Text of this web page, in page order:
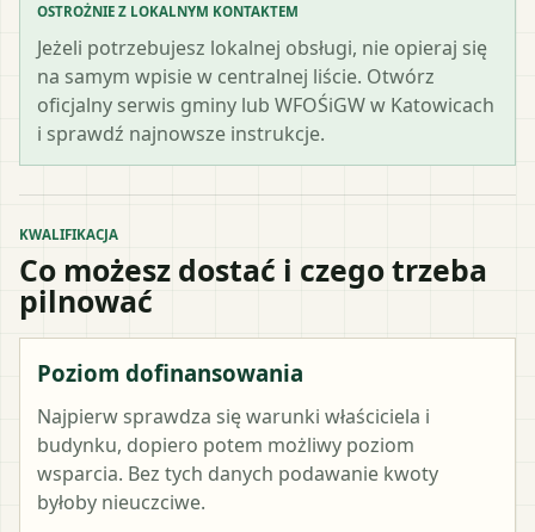
OSTROŻNIE Z LOKALNYM KONTAKTEM
Jeżeli potrzebujesz lokalnej obsługi, nie opieraj się
na samym wpisie w centralnej liście. Otwórz
oficjalny serwis gminy lub WFOŚiGW w Katowicach
i sprawdź najnowsze instrukcje.
KWALIFIKACJA
Co możesz dostać i czego trzeba
pilnować
Poziom dofinansowania
Najpierw sprawdza się warunki właściciela i
budynku, dopiero potem możliwy poziom
wsparcia. Bez tych danych podawanie kwoty
byłoby nieuczciwe.